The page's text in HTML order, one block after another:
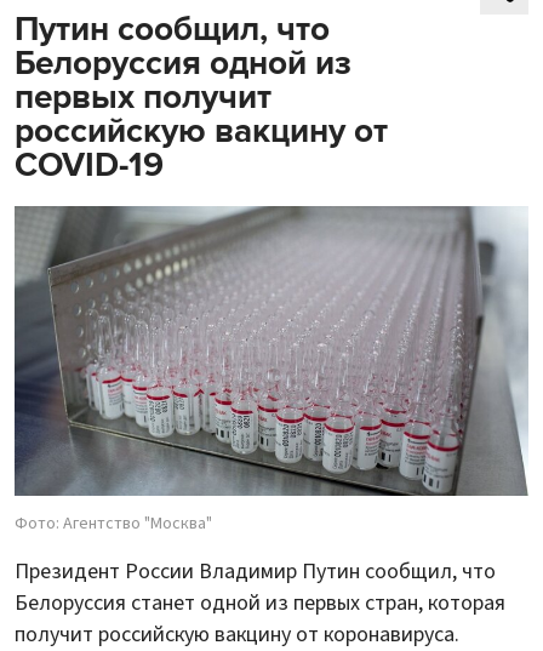
Путин сообщил, что
Белоруссия одной из
первых получит
российскую вакцину от
COVID-19
Фото: Агентство "Москва"
Президент России Владимир Путин сообщил, что
Белоруссия станет одной из первых стран, которая
получит российскую вакцину от коронавируса.